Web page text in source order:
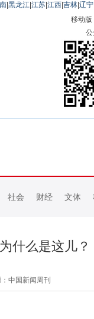
黑龙江 江苏 江西 吉林 辽宁
移动版
社会 财经 文体
什么是这儿？
中国新闻周刊